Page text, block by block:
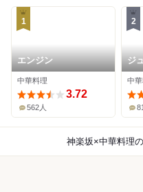
1
エンジン
中華料理
3.72
562人
2
ジ
中
神楽坂×中華料理